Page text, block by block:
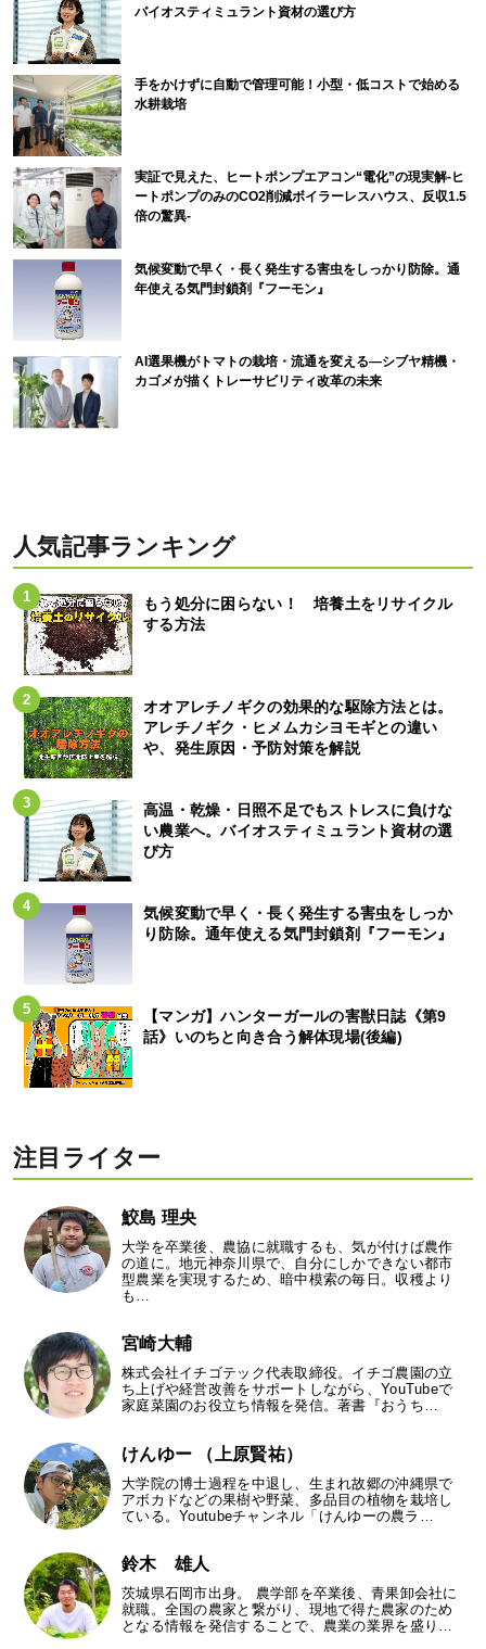
バイオスティミュラント資材の選び方
手をかけずに自動で管理可能！小型・低コストで始める
水耕栽培
実証で見えた、ヒートポンプエアコン“電化”の現実解-ヒ
ートポンプのみのCO2削減ボイラーレスハウス、反収1.5
倍の驚異-
気候変動で早く・長く発生する害虫をしっかり防除。通
年使える気門封鎖剤『フーモン』
AI選果機がトマトの栽培・流通を変える―シブヤ精機・
カゴメが描くトレーサビリティ改革の未来
人気記事ランキング
もう処分に困らない！ 培養土をリサイクル
する方法
オオアレチノギクの効果的な駆除方法とは。
アレチノギク・ヒメムカシヨモギとの違い
や、発生原因・予防対策を解説
高温・乾燥・日照不足でもストレスに負けな
い農業へ。バイオスティミュラント資材の選
び方
気候変動で早く・長く発生する害虫をしっか
り防除。通年使える気門封鎖剤『フーモン』
【マンガ】ハンターガールの害獣日誌《第9
話》いのちと向き合う解体現場(後編)
注目ライター
鮫島 理央
大学を卒業後、農協に就職するも、気が付けば農作
の道に。地元神奈川県で、自分にしかできない都市
型農業を実現するため、暗中模索の毎日。収穫より
も…
宮崎大輔
株式会社イチゴテック代表取締役。イチゴ農園の立
ち上げや経営改善をサポートしながら、YouTubeで
家庭菜園のお役立ち情報を発信。著書『おうち…
けんゆー （上原賢祐）
大学院の博士過程を中退し、生まれ故郷の沖縄県で
アボカドなどの果樹や野菜、多品目の植物を栽培し
ている。Youtubeチャンネル「けんゆーの農ラ…
鈴木 雄人
茨城県石岡市出身。 農学部を卒業後、青果卸会社に
就職。全国の農家と繋がり、現地で得た農家のため
となる情報を発信することで、農業の業界を盛り…